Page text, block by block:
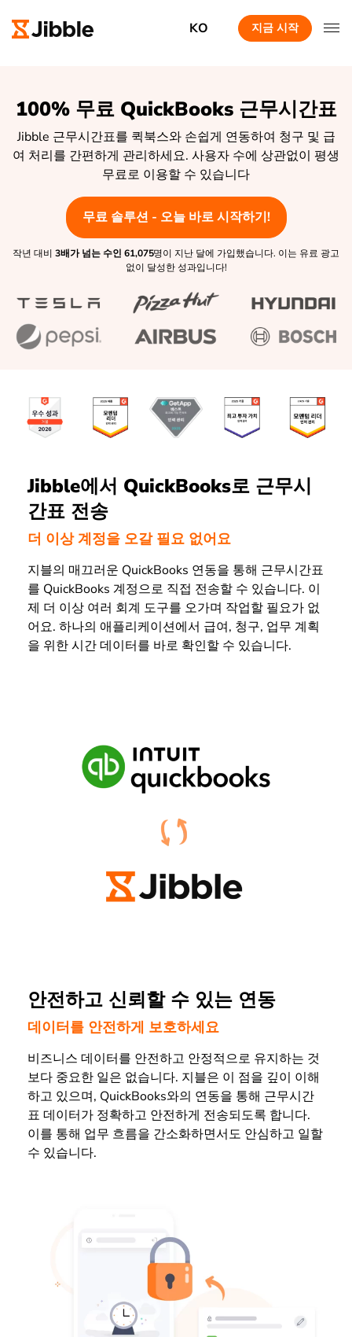
KO 지금 시작
100% 무료 QuickBooks 근무시간표
Jibble 근무시간표를 퀵북스와 손쉽게 연동하여 청구 및 급
여 처리를 간편하게 관리하세요. 사용자 수에 상관없이 평생
무료로 이용할 수 있습니다
무료 솔루션 - 오늘 바로 시작하기!
작년 대비 3배가 넘는 수인 61,075명이 지난 달에 가입했습니다. 이는 유료 광고
없이 달성한 성과입니다!
Jibble에서 QuickBooks로 근무시
간표 전송
더 이상 계정을 오갈 필요 없어요
지블의 매끄러운 QuickBooks 연동을 통해 근무시간표
를 QuickBooks 계정으로 직접 전송할 수 있습니다. 이
제 더 이상 여러 회계 도구를 오가며 작업할 필요가 없
어요. 하나의 애플리케이션에서 급여, 청구, 업무 계획
을 위한 시간 데이터를 바로 확인할 수 있습니다.
안전하고 신뢰할 수 있는 연동
데이터를 안전하게 보호하세요
비즈니스 데이터를 안전하고 안정적으로 유지하는 것
보다 중요한 일은 없습니다. 지블은 이 점을 깊이 이해
하고 있으며, QuickBooks와의 연동을 통해 근무시간
표 데이터가 정확하고 안전하게 전송되도록 합니다.
이를 통해 업무 흐름을 간소화하면서도 안심하고 일할
수 있습니다.